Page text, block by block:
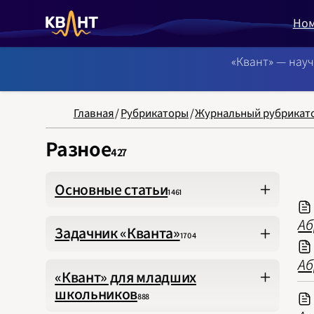
NB:
«Квант» —
Главная/Рубрикаторы/Журнальный
Разное427
Основные статьи1461
Задачник «Кванта»1704
Решения496
«Квант» для младших
школьников888